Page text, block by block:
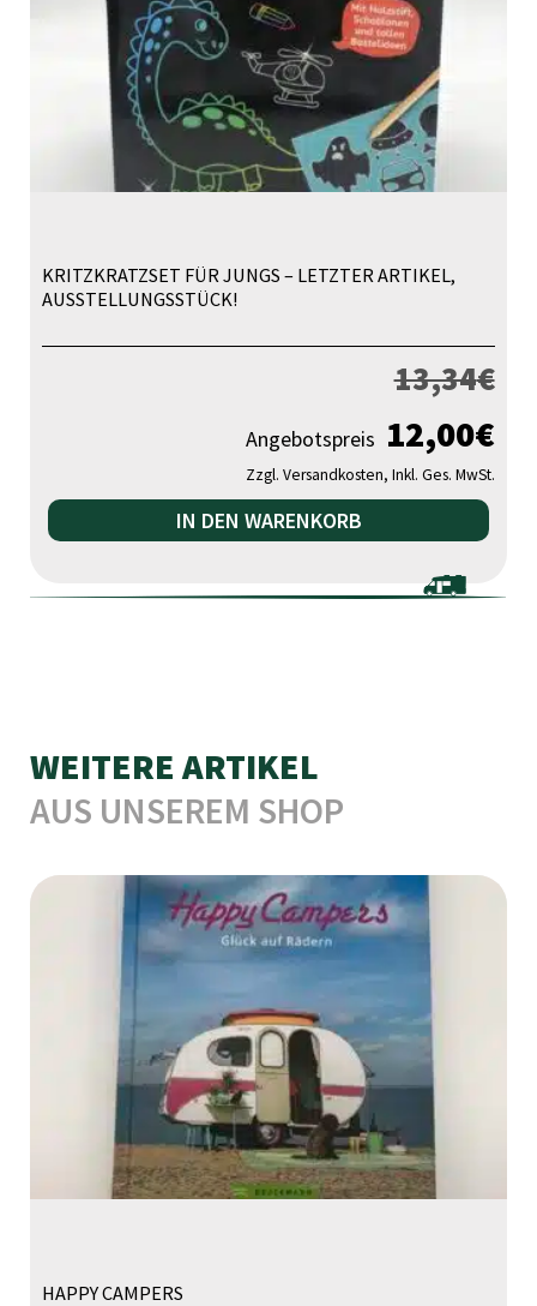
KRITZKRATZSET FÜR JUNGS – LETZTER ARTIKEL,
AUSSTELLUNGSSTÜCK!
13,34€
Angebotspreis 12,00€
Zzgl. Versandkosten, Inkl. Ges. MwSt.
IN DEN WARENKORB
WEITERE ARTIKEL
AUS UNSEREM SHOP
HAPPY CAMPERS